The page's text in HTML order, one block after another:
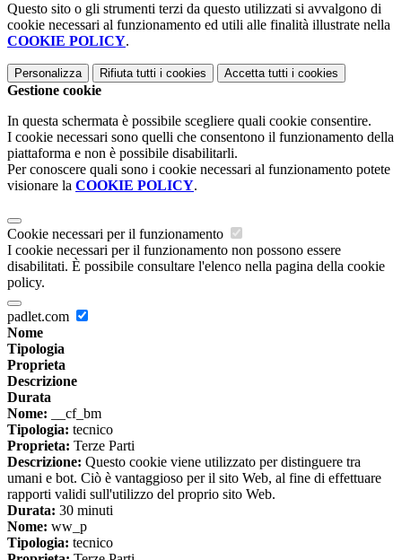
Questo sito o gli strumenti terzi da questo utilizzati si avvalgono di
cookie necessari al funzionamento ed utili alle finalità illustrate nella
COOKIE POLICY.
Personalizza Rifiuta tutti i cookies Accetta tutti i cookies
Gestione cookie
In questa schermata è possibile scegliere quali cookie consentire.
I cookie necessari sono quelli che consentono il funzionamento della
piattaforma e non è possibile disabilitarli.
Per conoscere quali sono i cookie necessari al funzionamento potete
visionare la COOKIE POLICY.
Cookie necessari per il funzionamento
I cookie necessari per il funzionamento non possono essere
disabilitati. È possibile consultare l'elenco nella pagina della cookie
policy.
padlet.com
Nome
Tipologia
Proprieta
Descrizione
Durata
Nome: __cf_bm
Tipologia: tecnico
Proprieta: Terze Parti
Descrizione: Questo cookie viene utilizzato per distinguere tra
umani e bot. Ciò è vantaggioso per il sito Web, al fine di effettuare
rapporti validi sull'utilizzo del proprio sito Web.
Durata: 30 minuti
Nome: ww_p
Tipologia: tecnico